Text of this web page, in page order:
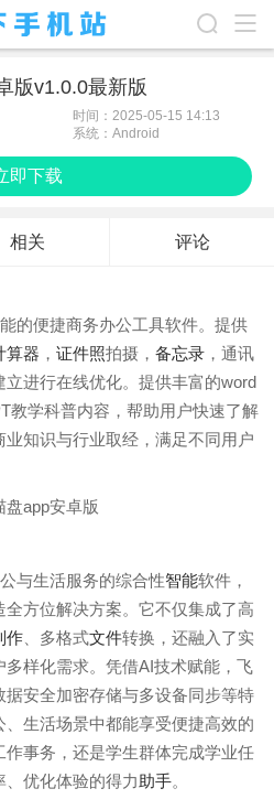
排行榜
新游戏
最新应用
戏攻略
版v1.0.0最新版
时间：2025-05-15 14:13
系统：Android
即下载
相关 评论
的便捷商务办公工具软件。提供
算器 ， 证件照拍摄， 备忘录 ，通讯
进行在线优化。提供丰富的word
教学科普内容，帮助用户快速了解
知识与行业取经，满足不同用户
与生活服务的综合性智能软件，
方位解决方案。它不仅集成了高
作 、多格式文件转换，还融入了实
样化需求。凭借AI技术赋能，飞
安全加密存储与多设备同步等特
、生活场景中都能享受便捷高效的
事务，还是学生群体完成学业任
优化体验的得力助手。